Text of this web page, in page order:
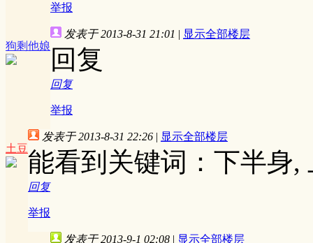
举报
狗剩他娘
发表于 2013-8-31 21:01 | 显示全部楼层
回复
回复
举报
土豆
发表于 2013-8-31 22:26 | 显示全部楼层
能看到关键词：下半身,
回复
举报
发表于 2013-9-1 02:08 | 显示全部楼层